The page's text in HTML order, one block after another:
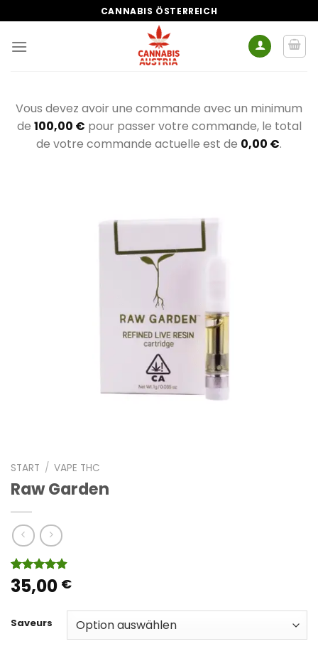
Inhalt
springen
CANNABIS ÖSTERREICH
Vous devez avoir une commande avec un minimum
de 100,00 € pour passer votre commande, le total
de votre commande actuelle est de 0,00 €.
START / VAPE THC
Raw Garden
Bewertet
mit4.87
auf
15
Kundenbewertungen
35,00 €
Saveurs